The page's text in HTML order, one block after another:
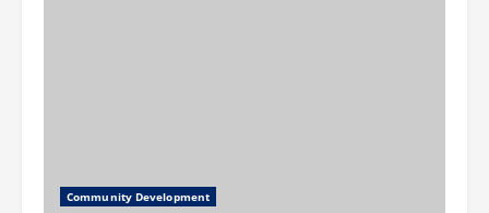
Community Development